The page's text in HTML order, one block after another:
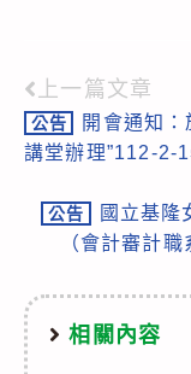
Read
more
上一篇文章
公告
開會通知
講堂辦理”112-2-
公告
國立基隆
（會計審計
相關內容